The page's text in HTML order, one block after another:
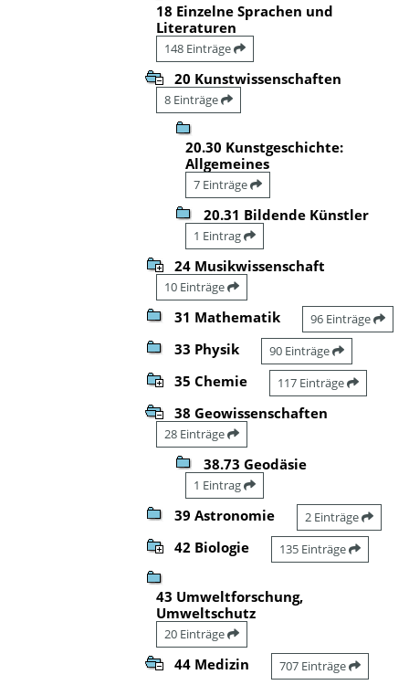
18 Einzelne Sprachen und
Literaturen
148 Einträge
20 Kunstwissenschaften
8 Einträge
20.30 Kunstgeschichte:
Allgemeines
7 Einträge
20.31 Bildende Künstler
1 Eintrag
24 Musikwissenschaft
10 Einträge
31 Mathematik 96 Einträge
33 Physik 90 Einträge
35 Chemie 117 Einträge
38 Geowissenschaften
28 Einträge
38.73 Geodäsie
1 Eintrag
39 Astronomie 2 Einträge
42 Biologie 135 Einträge
43 Umweltforschung,
Umweltschutz
20 Einträge
44 Medizin 707 Einträge